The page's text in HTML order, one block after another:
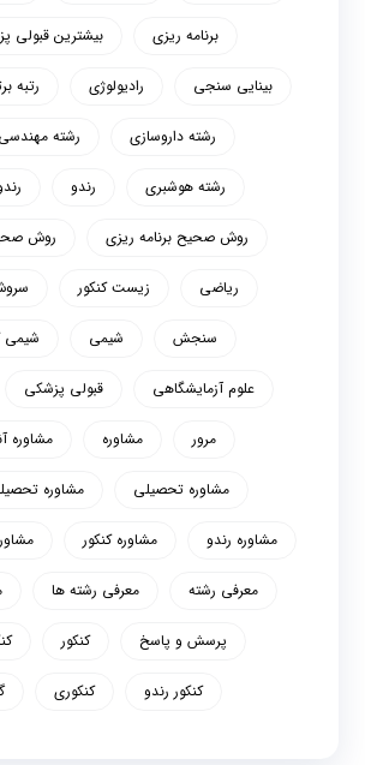
برنامه ریزی بیشترین قبولی
بینایی سنجی رادیولوژی رتبه
رشته داروسازی رشته
رشته هوشبری رندو
روش صحیح برنامه ریزی روش
ریاضی زیست کنکور
سنجش شیمی شیمی
علوم آزمایشگاهی قبولی پزشکی
مرور مشاوره مشاوره
مشاوره تحصیلی مشاوره
مشاوره رندو مشاوره کنکور
معرفی رشته معرفی رشته ها
پرسش و پاسخ کنکور
کنکور رندو کنکوری